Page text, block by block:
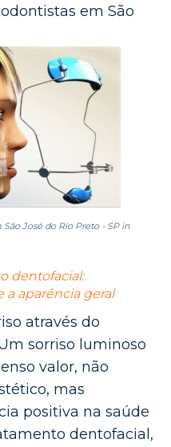
em São
José do Rio Preto - SP in
dentofacial:
a aparência geral
através do
sorriso luminoso
valor, não
mas
positiva na saúde
dentofacial,